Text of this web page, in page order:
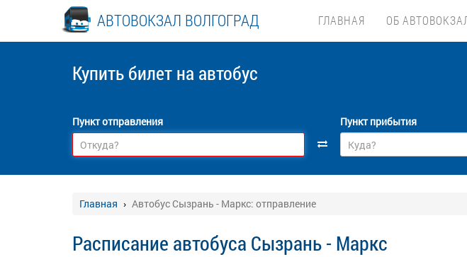
АВТОВОКЗАЛ ВОЛГОГРАД ГЛАВНАЯ ОБ
Купить билет на автобус
Пункт отправления Пункт прибытия
Главная Автобус Сызрань - Маркс: отправление
Расписание автобуса Сызрань - Маркс